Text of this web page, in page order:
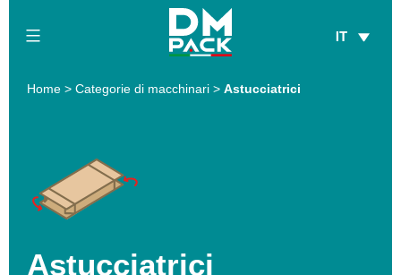
DM
IT
Home > Categorie di macchinari > Astucciatrici
Astucciatrici